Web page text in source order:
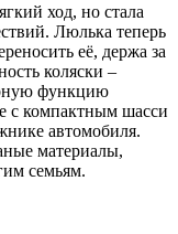
ход, но стала
Люлька теперь
её, держа за
коляски –
функцию
с компактным шасси
автомобиля.
материалы,
семьям.